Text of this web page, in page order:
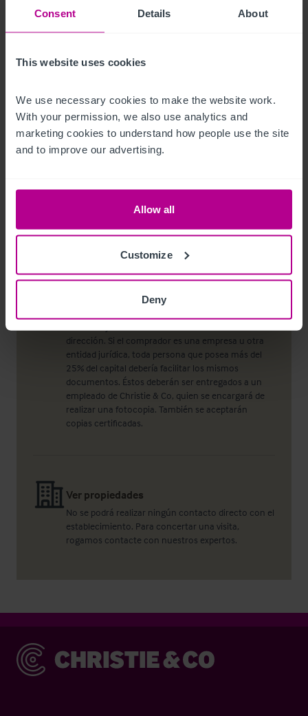
Consent Details About
This website uses cookies
We use necessary cookies to make the website work.
With your permission, we also use analytics and
marketing cookies to understand how people use the site
and to improve our advertising.
Allow all
Customize
Deny
Las Regulaciones 2017 (así modificado) sobre el
Blanqueo de capitales, la Financiación del
(información sobre el Pagador) requieren que
llevemos a cabo una Due Diligence sobre a todos
los compradores. Cuando una oferta ha sido
aceptada, el o los potenciales compradores
dirección. Si el comprador es una empresa u otra
entidad jurídica, toda persona que posea más del
25% del capital debería facilitar los mismos
documentos. Éstos deberán ser entregados a un
empleado de Christie & Co, quien se encargará de
realizar una fotocopia. También se aceptarán
copias certificadas.
Ver propiedades
No se podrá realizar ningún contacto directo con el
establecimiento. Para concertar una visita,
rogamos contacte con nuestros expertos.
+44 7713 061 594
Contacto
Christie & Co